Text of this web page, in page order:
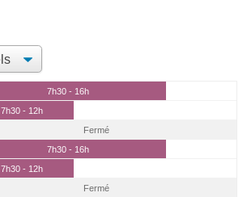
7h30 - 16h
7h30 - 12h
Fermé
7h30 - 16h
7h30 - 12h
Fermé